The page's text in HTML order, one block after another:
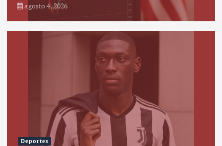
agosto 4, 2026
Deportes